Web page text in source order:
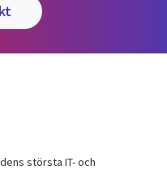
största IT- och